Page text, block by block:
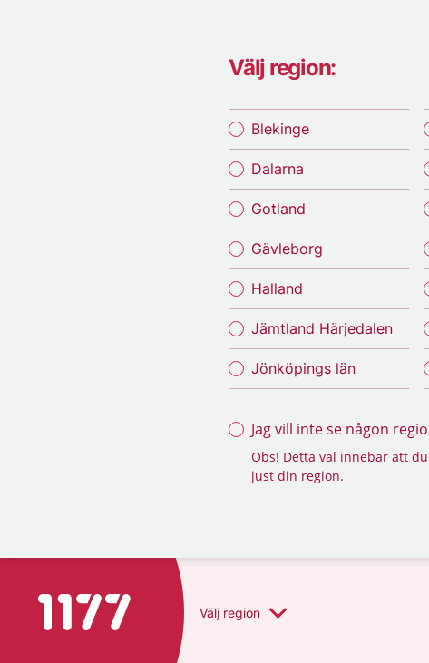
Välj region:
Blekinge
Dalarna
Gotland
Gävleborg
Halland
Jämtland Härjedalen
Jönköpings län
Jag vill inte se någon
Obs! Detta val innebär att
just din region.
Till startsidan för 1177 Välj region